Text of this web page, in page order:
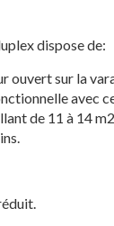
dispose de:
ouvert sur la
avec
de 11 à 14